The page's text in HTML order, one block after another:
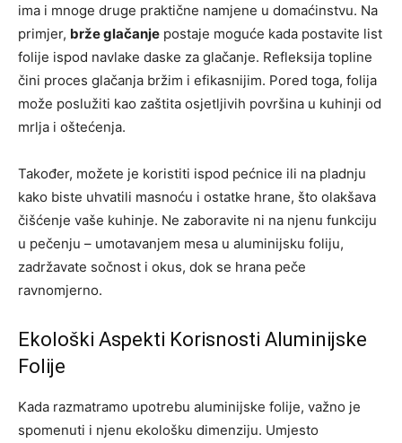
ima i mnoge druge praktične namjene u domaćinstvu. Na
primjer, brže glačanje postaje moguće kada postavite list
folije ispod navlake daske za glačanje. Refleksija topline
čini proces glačanja bržim i efikasnijim. Pored toga, folija
može poslužiti kao zaštita osjetljivih površina u kuhinji od
mrlja i oštećenja.
Također, možete je koristiti ispod pećnice ili na pladnju
kako biste uhvatili masnoću i ostatke hrane, što olakšava
čišćenje vaše kuhinje. Ne zaboravite ni na njenu funkciju
u pečenju – umotavanjem mesa u aluminijsku foliju,
zadržavate sočnost i okus, dok se hrana peče
ravnomjerno.
Ekološki Aspekti Korisnosti Aluminijske
Folije
Kada razmatramo upotrebu aluminijske folije, važno je
spomenuti i njenu ekološku dimenziju. Umjesto